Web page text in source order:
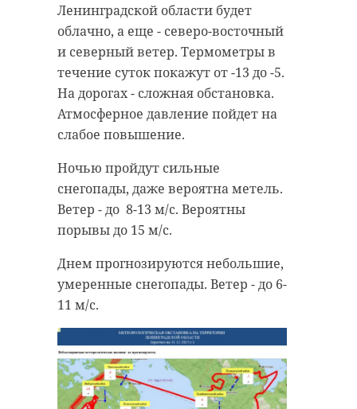
Ленинградской области будет
облачно, а еще - северо-восточный
и северный ветер. Термометры в
течение суток покажут от -13 до -5.
На дорогах - сложная обстановка.
Атмосферное давление пойдет на
слабое повышение.
Ночью пройдут сильные
снегопады, даже вероятна метель.
Ветер - до 8-13 м/с. Вероятны
порывы до 15 м/с.
Днем прогнозируются небольшие,
умеренные снегопады. Ветер - до 6-
11 м/с.